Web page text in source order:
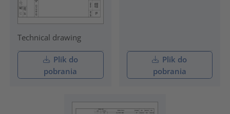
Technical drawing
Plik do
pobrania
Plik do
pobrania